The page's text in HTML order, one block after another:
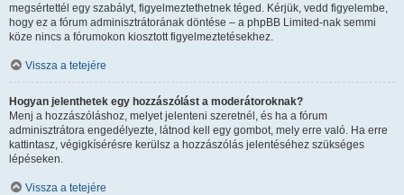
megsértettél egy szabályt, figyelmeztethetnek téged. Kérjük, vedd figyelembe,
hogy ez a fórum adminisztrátorának döntése – a phpBB Limited-nak semmi
köze nincs a fórumokon kiosztott figyelmeztetésekhez.
Vissza a tetejére
Hogyan jelenthetek egy hozzászólást a moderátoroknak?
Menj a hozzászóláshoz, melyet jelenteni szeretnél, és ha a fórum
adminisztrátora engedélyezte, látnod kell egy gombot, mely erre való. Ha erre
kattintasz, végigkísérésre kerülsz a hozzászólás jelentéséhez szükséges
lépéseken.
Vissza a tetejére